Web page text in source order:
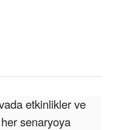
etkinlikler ve
senaryoya